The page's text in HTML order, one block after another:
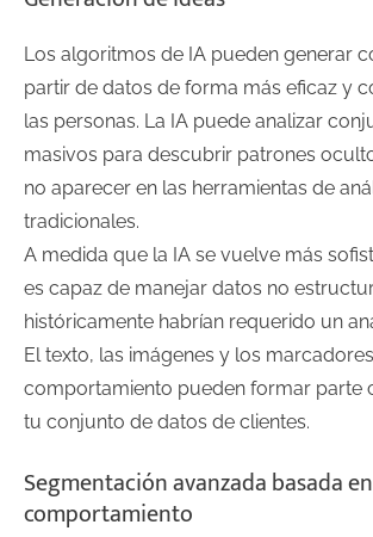
Los algoritmos de IA pueden generar
partir de datos de forma más eficaz y
las personas. La IA puede analizar
masivos para descubrir patrones
no aparecer en las herramientas de
tradicionales.
A medida que la IA se vuelve más
es capaz de manejar datos no
históricamente habrían requerido un
El texto, las imágenes y los
comportamiento pueden formar parte
tu conjunto de datos de clientes.
Segmentación avanzada basada
comportamiento